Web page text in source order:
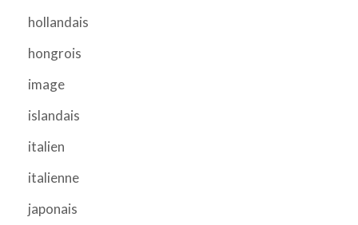
hollandais
hongrois
image
islandais
italien
italienne
japonais